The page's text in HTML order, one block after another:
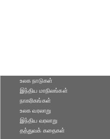
உலக நாடுகள்
இந்திய மாநிலங்கள்
நாகரிகங்கள்
உலக வரலாறு
இந்திய வரலாறு
தத்துவக் கதைகள்